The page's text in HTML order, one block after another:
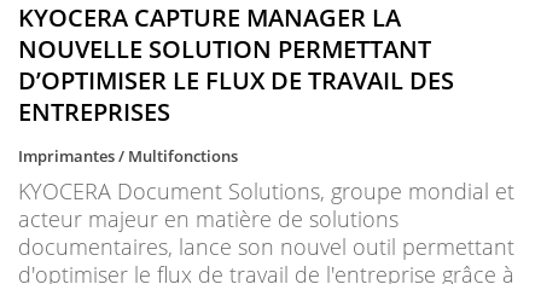
KYOCERA CAPTURE MANAGER LA
NOUVELLE SOLUTION PERMETTANT
D’OPTIMISER LE FLUX DE TRAVAIL DES
ENTREPRISES
Imprimantes / Multifonctions
KYOCERA Document Solutions, groupe mondial et
acteur majeur en matière de solutions
documentaires, lance son nouvel outil permettant
d'optimiser le flux de travail de l'entreprise grâce à